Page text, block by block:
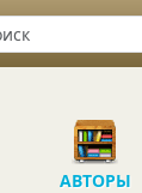
АВТОРЫ